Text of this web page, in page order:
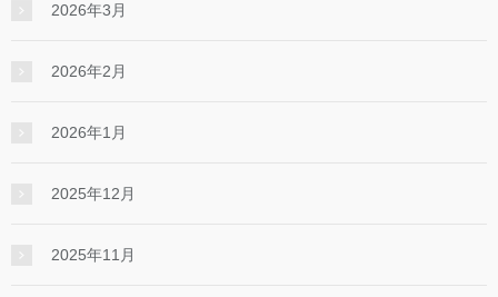
2026年3月
2026年2月
2026年1月
2025年12月
2025年11月